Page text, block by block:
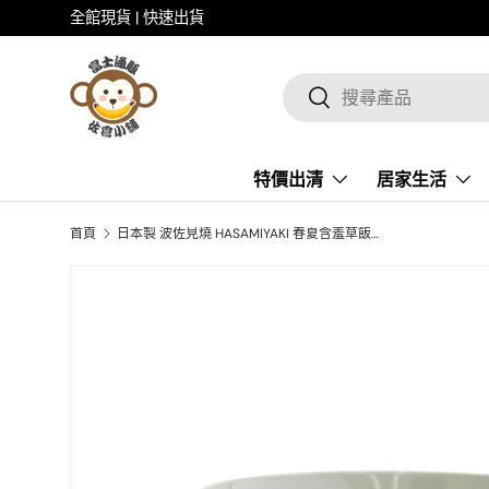
跳至内容
全館現貨 | 快速出貨
搜尋
搜索
特價出清 居家生活
首頁 日本製 波佐見燒 HASAMIYAKI 春夏含羞草飯碗